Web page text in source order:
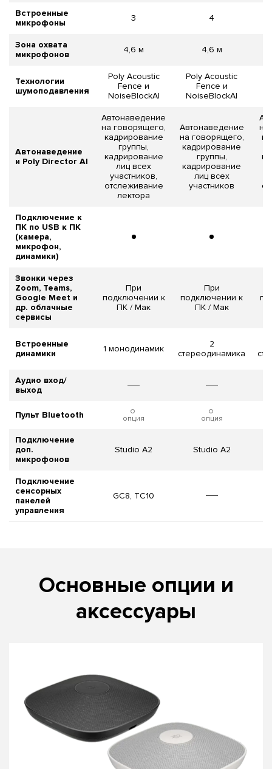
Встроенные
микрофоны
3 4
Зона охвата
микрофонов
4,6 м 4,6 м
Технологии
шумоподавления
Poly Acoustic
Fence и
NoiseBlockAI
Poly Acoustic
Fence и
NoiseBlockAI
Автонаведение
и Poly Director AI
Автонаведение
на говорящего,
кадрирование
группы,
кадрирование
лиц всех
участников,
отслеживание
лектора
Автонаведение
на говорящего,
кадрирование
группы,
кадрирование
лиц всех
участников
на
Подключение к
ПК по USB к ПК
(камера,
микрофон,
динамики)
Звонки через
Zoom, Teams,
Google Meet и
др. облачные
сервисы
При
подключении к
ПК / Мак
При
подключении к
ПК / Мак
Встроенные
динамики
1 монодинамик
2
стереодинамика
Аудио вход/
выход
Пульт Bluetooth опция опция
Подключение
доп.
микрофонов
Studio A2 Studio A2
Подключение
сенсорных
панелей
управления
GC8, TC10
Основные опции и
аксессуары